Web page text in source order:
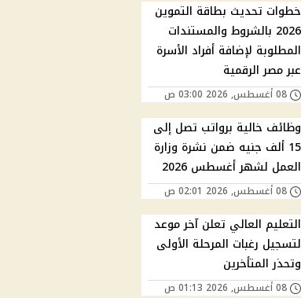
خطوات تحديث بطاقة التموين
2026 بالشروط والمستندات
المطلوبة لإضافة أفراد الأسرة
عبر مصر الرقمية
08 أغسطس, 2026 03:00 ص
وظائف خالية برواتب تصل إلى
15 ألف جنيه ضمن نشرة وزارة
العمل لشهر أغسطس 2026
08 أغسطس, 2026 02:01 ص
التعليم العالي تعلن آخر موعد
لتسجيل رغبات المرحلة الأولى
وتحذر المتأخرين
08 أغسطس, 2026 01:13 ص